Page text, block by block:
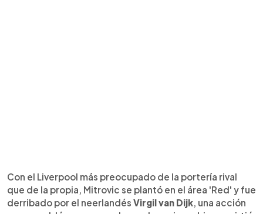
Con el Liverpool más preocupado de la portería rival
que de la propia, Mitrovic se plantó en el área 'Red' y fue
derribado por el neerlandés Virgil van Dijk, una acción